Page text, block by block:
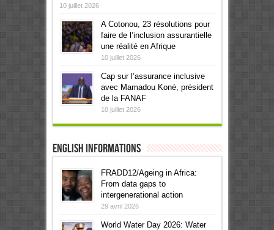
10 juillet 2026
A Cotonou, 23 résolutions pour
faire de l’inclusion assurantielle
une réalité en Afrique
10 juillet 2026
Cap sur l’assurance inclusive
avec Mamadou Koné, président
de la FANAF
10 juillet 2026
English informations
FRADD12/Ageing in Africa:
From data gaps to
intergenerational action
29 avril 2026
World Water Day 2026: Water